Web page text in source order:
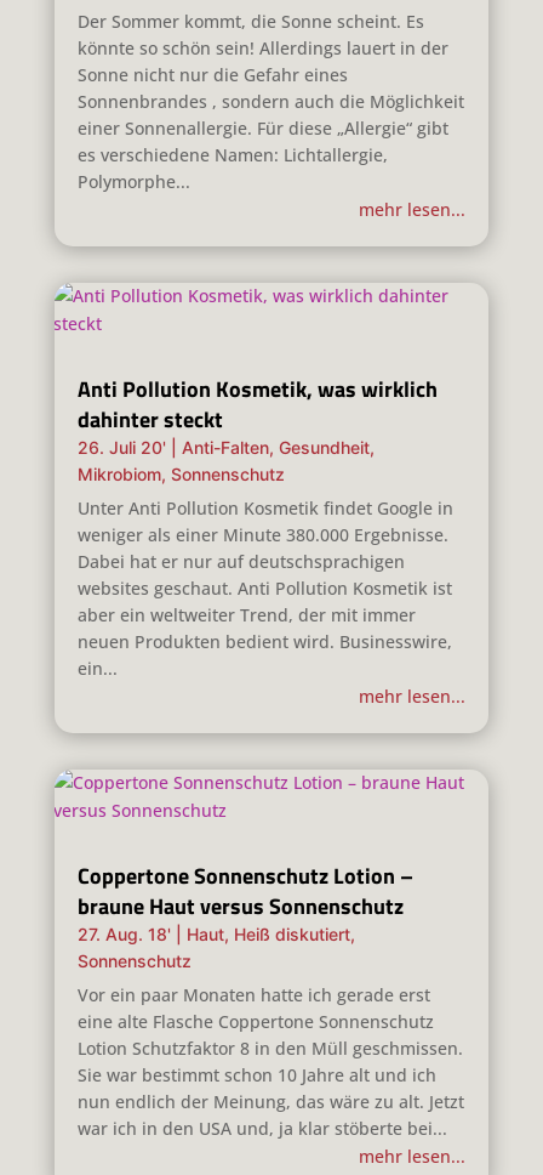
Der Sommer kommt, die Sonne scheint. Es
könnte so schön sein! Allerdings lauert in der
Sonne nicht nur die Gefahr eines
Sonnenbrandes , sondern auch die Möglichkeit
einer Sonnenallergie. Für diese „Allergie“ gibt
es verschiedene Namen: Lichtallergie,
Polymorphe...
mehr lesen...
Anti Pollution Kosmetik, was wirklich
dahinter steckt
26. Juli 20' Anti-Falten, Gesundheit,
Mikrobiom, Sonnenschutz
Unter Anti Pollution Kosmetik findet Google in
weniger als einer Minute 380.000 Ergebnisse.
Dabei hat er nur auf deutschsprachigen
websites geschaut. Anti Pollution Kosmetik ist
aber ein weltweiter Trend, der mit immer
neuen Produkten bedient wird. Businesswire,
ein...
mehr lesen...
Coppertone Sonnenschutz Lotion –
braune Haut versus Sonnenschutz
27. Aug. 18' Haut, Heiß diskutiert,
Sonnenschutz
Vor ein paar Monaten hatte ich gerade erst
eine alte Flasche Coppertone Sonnenschutz
Lotion Schutzfaktor 8 in den Müll geschmissen.
Sie war bestimmt schon 10 Jahre alt und ich
nun endlich der Meinung, das wäre zu alt. Jetzt
war ich in den USA und, ja klar stöberte bei...
mehr lesen...